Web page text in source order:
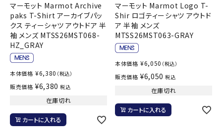
マーモット Marmot Archive
paks T-Shirt アーカイブパッ
クス ティーシャツ アウトドア 半
袖 メンズ MTSS26MST068-
HZ_GRAY
本体価格 ¥6,380 （税込）
販売価格 ¥6,380 税込
在庫切れ
カートに入れる
マーモット Marmot Logo T-
Shir ロゴティーシャツ アウトド
ア 半袖 メンズ
MTSS26MST063-GRAY
本体価格 ¥6,050 （税込）
販売価格 ¥6,050 税込
在庫切れ
カートに入れる